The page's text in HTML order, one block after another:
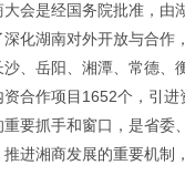
会是经国务院批准，由
化湖南对外开放与合作
、岳阳、湘潭、常德
合作项目 1652个，引进
要抓手和窗口，是省委
进湘商发展的重要机制